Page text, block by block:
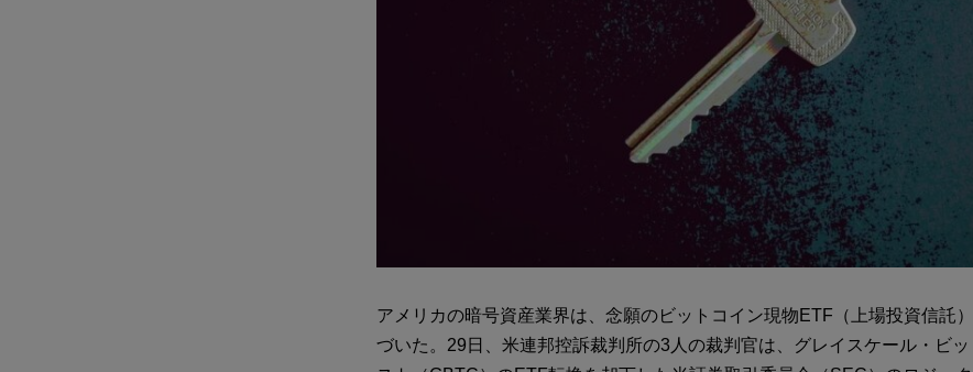
アメリカの暗号資産業界は、念願のビットコイン現物ETF（上場投資信託
づいた。29日、米連邦控訴裁判所の3人の裁判官は、グレイスケール・ビ